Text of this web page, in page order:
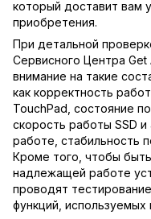
который доставит вам
приобретения.
При детальной
Сервисного Центра
внимание на такие
как корректность
TouchPad, состояние
скорость работы SSD и
работе, стабильность
Кроме того, чтобы
надлежащей работе
проводят
функций, используемых